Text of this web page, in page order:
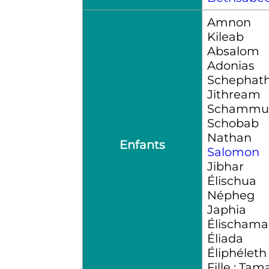
Enfants
Amnon
Kileab
Absalom
Adonias
Jithream
Schobab
Nathan
Salomon
Jibhar
Élischua
Népheg
Japhia
Élischama
Éliada
Éliphéleth